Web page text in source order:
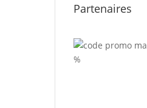
Partenaires